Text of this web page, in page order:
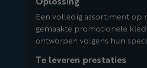
Een volledig assortiment op
gemaakte promotionele
ontworpen volgens hun
Te leveren prestaties